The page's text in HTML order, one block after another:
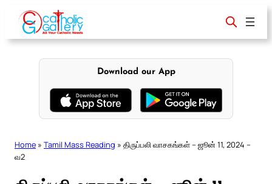
content
Download our App
Home » Tamil Mass Reading » திருப்பலி வாசகங்கள் – ஜூன் 11, 2024 –
வ2